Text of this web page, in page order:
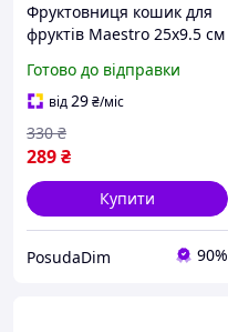
Фруктовниця кошик для
фруктів Maestro 25x9.5 см
Готово до відправки
від29₴/міс
289₴
330 ₴
Купити
PosudaDim 90%